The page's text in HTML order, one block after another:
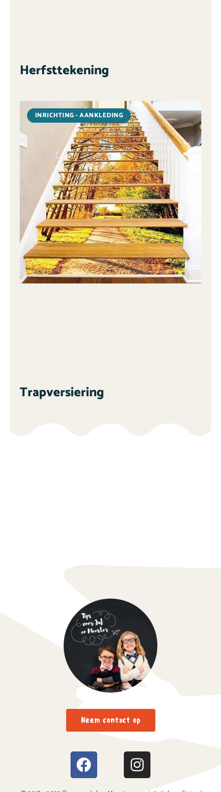
Herfsttekening
INRICHTING - AANKLEDING
Trapversiering
Neem contact op